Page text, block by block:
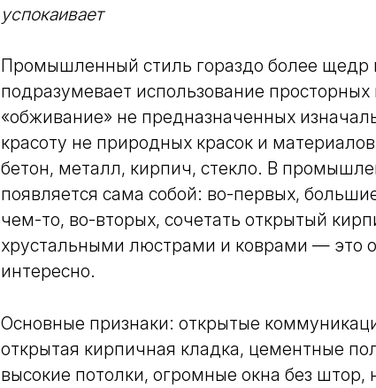
успокаивает
Промышленный стиль гораздо более щедр
подразумевает использование
«обживание» не предназначенных
красоту не природных красок и
бетон, металл, кирпич, стекло. В
появляется сама собой: во-первых,
чем-то, во-вторых, сочетать открытый
хрустальными люстрами и коврами — это
интересно.
Основные признаки: открытые
открытая кирпичная кладка, цементные
высокие потолки, огромные окна без штор,